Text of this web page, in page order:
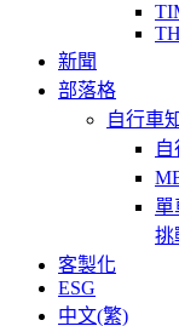
新聞
部落格
自行車
單
挑
客製化
ESG
中文(繁)